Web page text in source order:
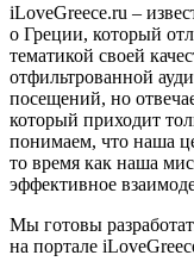
iLoveGreece.ru –
о Греции, который
тематикой своей
отфильтрованной
посещений, но
который приходит
понимаем, что наша
то время как наша
эффективное
Мы готовы
на портале